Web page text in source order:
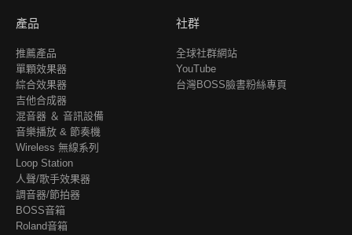
產品
推薦產品
單顆效果器
綜合效果器
吉他合成器
混音器 ＆ 音訊設備
音樂播放 & 節奏機
Wireless 無線系列
Loop Station
人聲/歌手效果器
調音器/節拍器
BOSS音箱
Roland音箱
社群
全球社群網站
YouTube
台灣BOSS臉書粉絲專頁